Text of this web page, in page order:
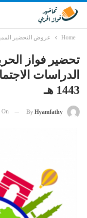
Home عروض التحضير
تحضير فواز
الدراسات
1443 هـ
By Hyamfathy
On